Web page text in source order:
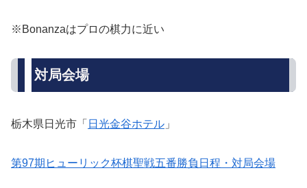
※Bonanzaはプロの棋力に近い
対局会場
栃木県日光市「 日光金谷ホテル 」
第97期ヒューリック杯棋聖戦五番勝負日程・対局会場